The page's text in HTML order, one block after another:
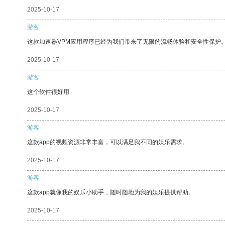
2025-10-17
游客
这款加速器VPM应用程序已经为我们带来了无限的流畅体验和安全性保护
2025-10-17
游客
这个软件很好用
2025-10-17
游客
这款app的视频资源非常丰富，可以满足我不同的娱乐需求。
2025-10-17
游客
这款app就像我的娱乐小助手，随时随地为我的娱乐提供帮助。
2025-10-17